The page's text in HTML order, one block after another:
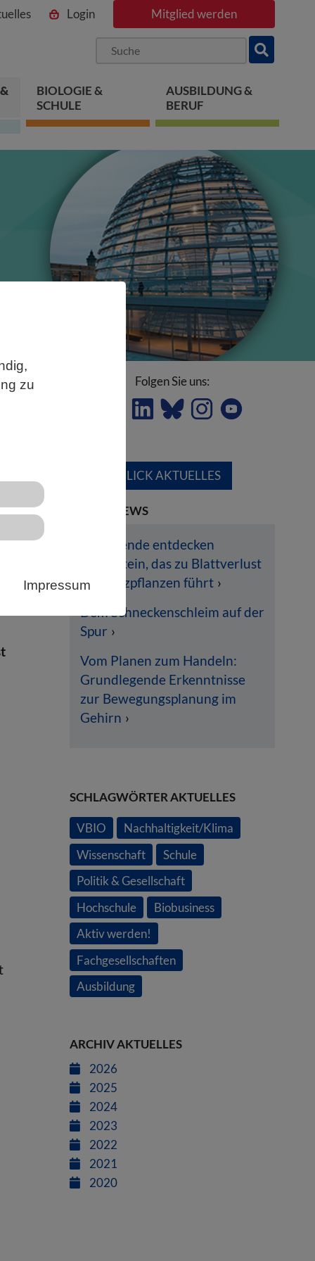
zu
Impressum
Login Mitglied werden
BIOLOGIE &
SCHULE
AUSBILDUNG &
BERUF
Folgen Sie uns:
ÜBERBLICK AKTUELLES
LETZTE NEWS
Forschende entdecken
Pilzprotein, das zu Blattverlust
bei Nutzpflanzen führt
Dem Schneckenschleim auf der
Spur
Vom Planen zum Handeln:
Grundlegende Erkenntnisse
zur Bewegungsplanung im
Gehirn
SCHLAGWÖRTER AKTUELLES
VBIO
Nachhaltigkeit/Klima
Wissenschaft
Schule
Politik & Gesellschaft
Hochschule
Biobusiness
Aktiv werden!
Fachgesellschaften
Ausbildung
ARCHIV AKTUELLES
2026
2025
2024
2023
2022
2021
2020